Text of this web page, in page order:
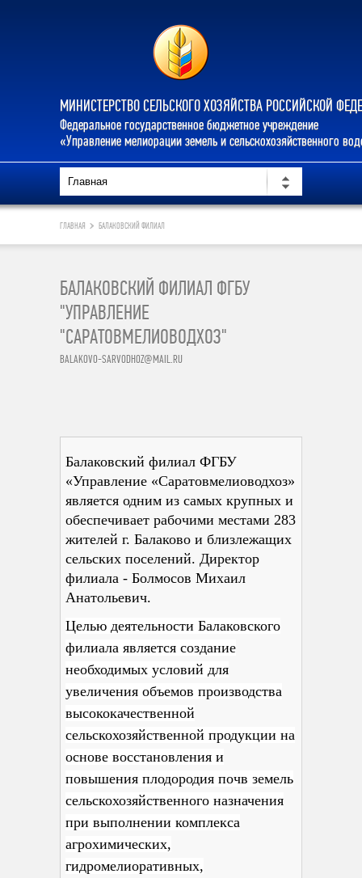
МИНИСТЕРСТВО СЕЛЬСКОГО ХОЗЯЙСТВА РОССИЙСКОЙ
Федеральное государственное бюджетное учреждение
«Управление мелиорации земель и сельскохозяйственного
ГЛАВНАЯ БАЛАКОВСКИЙ ФИЛИАЛ
БАЛАКОВСКИЙ ФИЛИАЛ ФГБУ
"УПРАВЛЕНИЕ
"САРАТОВМЕЛИОВОДХОЗ"
BALAKOVO-SARVODHOZ@MAIL.RU
Балаковский филиал ФГБУ
«Управление «Саратовмелиоводхоз»
является одним из самых крупных и
обеспечивает рабочими местами 283
жителей г. Балаково и близлежащих
сельских поселений. Директор
филиала - Болмосов Михаил
Анатольевич.
Целью деятельности Балаковского
филиала является создание
необходимых условий для
увеличения объемов производства
высококачественной
сельскохозяйственной продукции на
основе восстановления и
повышения плодородия почв земель
сельскохозяйственного назначения
при выполнении комплекса
агрохимических,
гидромелиоративных,